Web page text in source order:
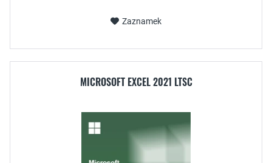
Zaznamek
MICROSOFT EXCEL 2021 LTSC